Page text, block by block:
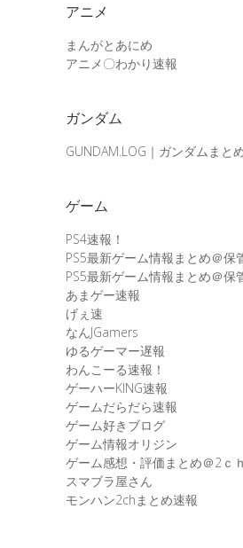
アニメ
まんがとあにめ
アニメ〇わかり速報
ガンダム
GUNDAM.LOG｜ガンダムまと
ゲーム
PS4速報！
PS5最新ゲーム情報まとめ＠保
PS5最新ゲーム情報まとめ＠保
あまゲー速報
げぇ速
なんJGamers
ゆるゲーマー遅報
わんこーる速報！
ゲーハーKING速報
ゲームだらだら速報
ゲーム好きブログ
ゲーム情報オリジン
ゲーム感想・評価まとめ＠2ｃｈ
スマブラ屋さん
モンハン2chまとめ速報